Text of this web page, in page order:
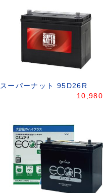
スーパーナット 95D26R
10,980